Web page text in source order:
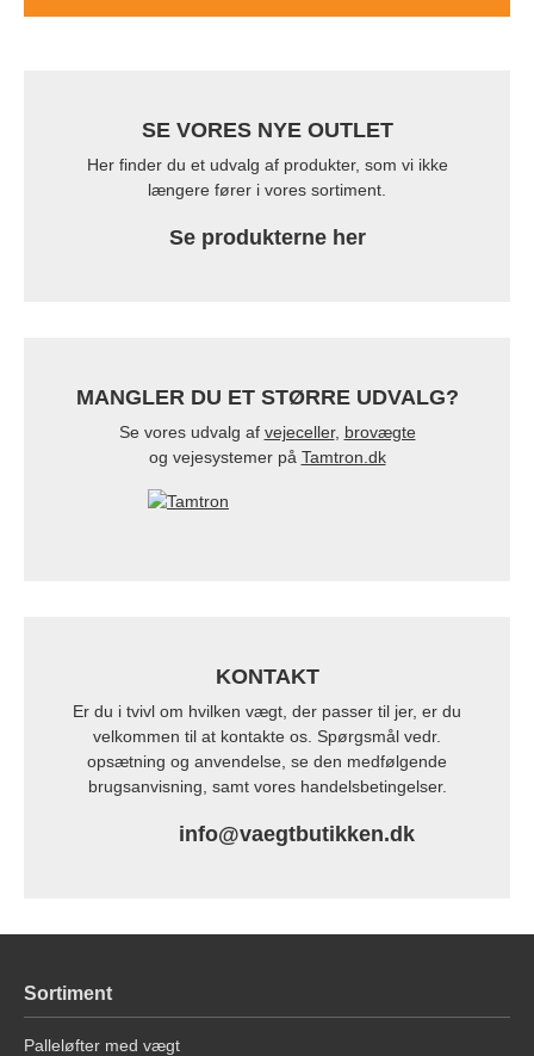
SE VORES NYE OUTLET
Her finder du et udvalg af produkter, som vi ikke
længere fører i vores sortiment.
Se produkterne her
MANGLER DU ET STØRRE UDVALG?
Se vores udvalg af vejeceller, brovægte
og vejesystemer på Tamtron.dk
KONTAKT
Er du i tvivl om hvilken vægt, der passer til jer, er du
velkommen til at kontakte os. Spørgsmål vedr.
opsætning og anvendelse, se den medfølgende
brugsanvisning, samt vores handelsbetingelser.
info@vaegtbutikken.dk
Sortiment
Palleløfter med vægt